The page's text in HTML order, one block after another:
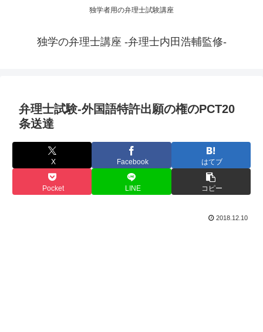
独学者用の弁理士試験講座
独学の弁理士講座 -弁理士内田浩輔監修-
弁理士試験-外国語特許出願の権のPCT20
条送達
X Facebook はてブ
Pocket LINE コピー
2018.12.10